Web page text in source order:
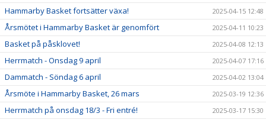
Hammarby Basket fortsätter växa! 2025-04-15 12:48
Årsmötet i Hammarby Basket är genomfört 2025-04-11 10:23
Basket på påsklovet! 2025-04-08 12:13
Herrmatch - Onsdag 9 april 2025-04-07 17:16
Dammatch - Söndag 6 april 2025-04-02 13:04
Årsmöte i Hammarby Basket, 26 mars 2025-03-19 12:36
Herrmatch på onsdag 18/3 - Fri entré! 2025-03-17 15:30